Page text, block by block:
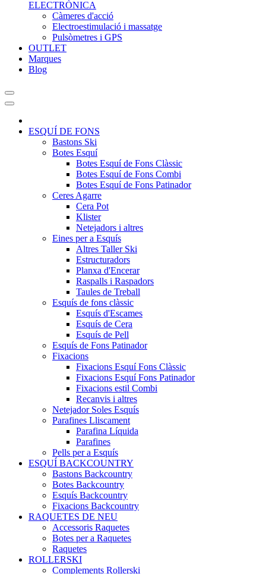
ELECTRÒNICA
Càmeres d'acció
Electroestimulació i massatge
Pulsòmetres i GPS
OUTLET
Marques
Blog
ESQUÍ DE FONS
Bastons Ski
Botes Esquí
Botes Esquí de Fons Clàssic
Botes Esquí de Fons Combi
Botes Esquí de Fons Patinador
Ceres Agarre
Cera Pot
Klister
Netejadors i altres
Eines per a Esquís
Altres Taller Ski
Estructuradors
Planxa d'Encerar
Raspalls i Raspadors
Taules de Treball
Esquís de fons clàssic
Esquís d'Escames
Esquís de Cera
Esquís de Pell
Esquís de Fons Patinador
Fixacions
Fixacions Esquí Fons Clàssic
Fixacions Esquí Fons Patinador
Fixacions estil Combi
Recanvis i altres
Netejador Soles Esquís
Parafines Lliscament
Parafina Líquida
Parafines
Pells per a Esquís
ESQUÍ BACKCOUNTRY
Bastons Backcountry
Botes Backcountry
Esquís Backcountry
Fixacions Backcountry
RAQUETES DE NEU
Accessoris Raquetes
Botes per a Raquetes
Raquetes
ROLLERSKI
Complements Rollerski